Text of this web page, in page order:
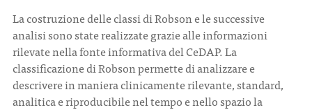
La costruzione delle classi di Robson e le successive
analisi sono state realizzate grazie alle informazioni
rilevate nella fonte informativa del CeDAP. La
classificazione di Robson permette di analizzare e
descrivere in maniera clinicamente rilevante, standard,
analitica e riproducibile nel tempo e nello spazio la